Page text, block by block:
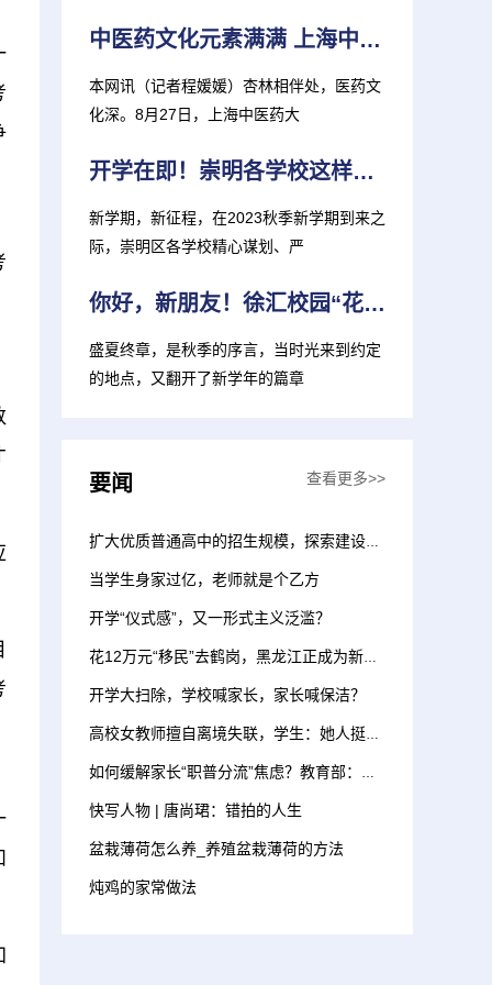
中医药文化元素满满 上海中医大推出新生大礼包
本网讯（记者程媛媛）杏林相伴处，医药文
化深。8月27日，上海中医药大
开学在即！崇明各学校这样准备迎接新学期
新学期，新征程，在2023秋季新学期到来之
际，崇明区各学校精心谋划、严
你好，新朋友！徐汇校园“花式”迎新 打造“独家记忆”
盛夏终章，是秋季的序言，当时光来到约定
的地点，又翻开了新学年的篇章
要闻 查看更多>>
扩大优质普通高中的招生规模，探索建设综合高中，推动普职融通
当学生身家过亿，老师就是个乙方
开学“仪式感”，又一形式主义泛滥？
花12万元“移民”去鹤岗，黑龙江正成为新的高考洼地
开学大扫除，学校喊家长，家长喊保洁？
高校女教师擅自离境失联，学生：她人挺好，曾说想去俄罗斯
如何缓解家长“职普分流”焦虑？教育部：新建优质普通高中 增加招生计划
快写人物 | 唐尚珺：错拍的人生
盆栽薄荷怎么养_养殖盆栽薄荷的方法
炖鸡的家常做法